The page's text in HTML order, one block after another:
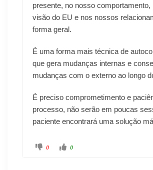
presente, no nosso comportamento,
visão do EU e nos nossos
forma geral.
É uma forma mais técnica de
que gera mudanças internas e
mudanças com o externo ao longo
É preciso comprometimento e
processo, não serão em poucas
paciente encontrará uma solução
0 0